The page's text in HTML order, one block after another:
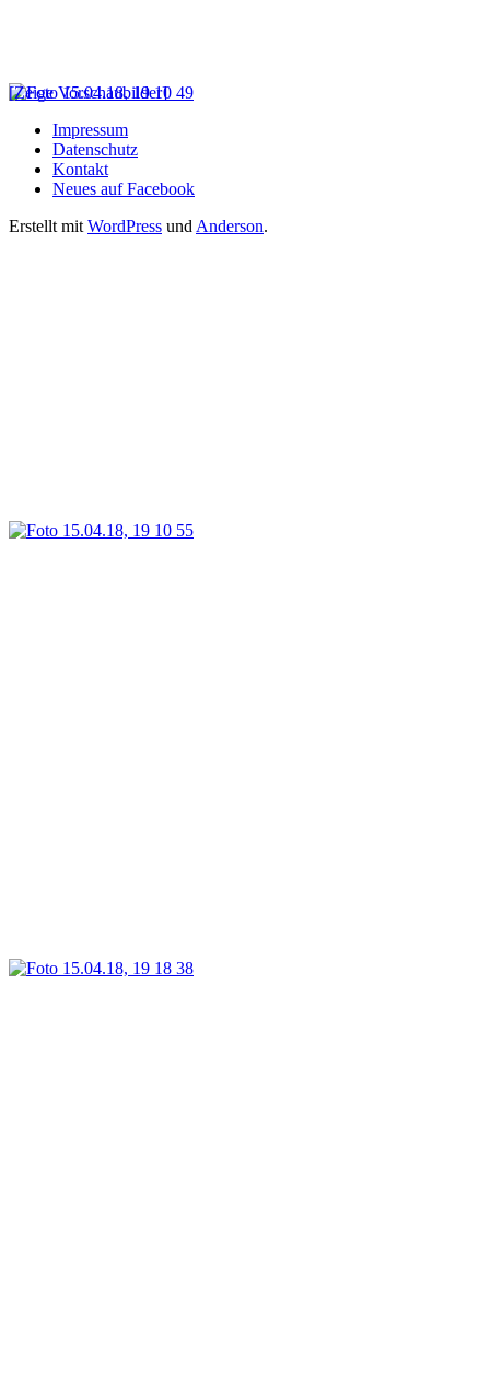
[Zeige Vorschaubilder]
Impressum
Datenschutz
Kontakt
Neues auf Facebook
Erstellt mit WordPress und Anderson.